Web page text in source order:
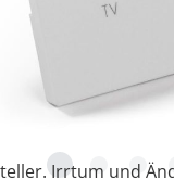
Irrtum und